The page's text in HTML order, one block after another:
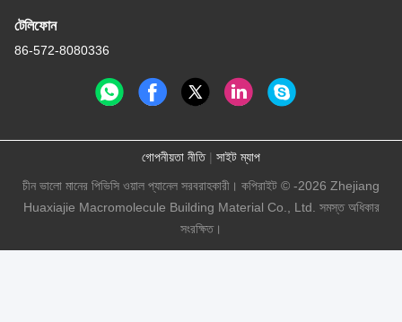
টেলিফোন
86-572-8080336
গোপনীয়তা নীতি| সাইট ম্যাপ
চীন ভালো মানের পিভিসি ওয়াল প্যানেল সরবরাহকারী। কপিরাইট © -2026 Zhejiang
Huaxiajie Macromolecule Building Material Co., Ltd. সমস্ত অধিকার
সংরক্ষিত।